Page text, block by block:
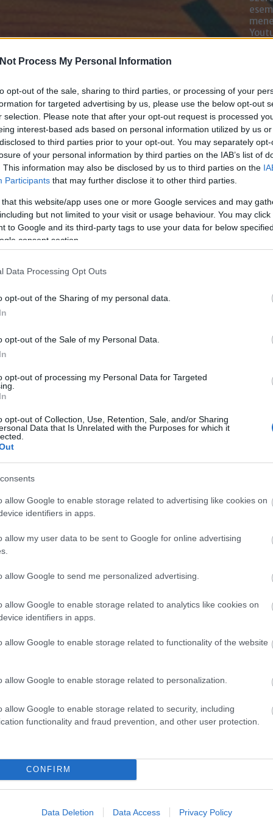
Process My Personal Information
opt-out of the sale, sharing to third parties, or processing of your
for targeted advertising by us, please use the below opt-out
selection. Please note that after your opt-out request is processed
interest-based ads based on personal information utilized by us
to third parties prior to your opt-out. You may separately
of your personal information by third parties on the IAB’s list of
This information may also be disclosed by us to third parties on the
Participants that may further disclose it to other third parties.
this website/app uses one or more Google services and may
but not limited to your visit or usage behaviour. You may
to Google and its third-party tags to use your data for below
consent section.
Data Processing Opt Outs
opt-out of the Sharing of my personal data.
opt-out of the Sale of my Personal Data.
opt-out of processing my Personal Data for Targeted
opt-out of Collection, Use, Retention, Sale, and/or Sharing
Data that Is Unrelated with the Purposes for which it
allow Google to enable storage related to advertising like cookies on
identifiers in apps.
allow my user data to be sent to Google for online advertising
allow Google to send me personalized advertising.
allow Google to enable storage related to analytics like cookies on
identifiers in apps.
allow Google to enable storage related to functionality of the website
allow Google to enable storage related to personalization.
allow Google to enable storage related to security, including
functionality and fraud prevention, and other user protection.
CONFIRM
Data Deletion Data Access Privacy Policy
től
díjjal
Így